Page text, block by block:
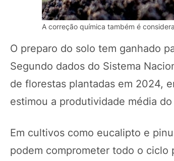
A correção química também é
O preparo do solo tem ganhado
Segundo dados do Sistema
de florestas plantadas em 2024,
estimou a produtividade média
Em cultivos como eucalipto e
podem comprometer todo o ciclo